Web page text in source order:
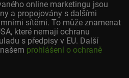
online marketingu jsou
a propojovány s dalšími
sítěmi. To může znamenat
které nemají ochranu
s předpisy v EU. Další
prohlášení o ochraně